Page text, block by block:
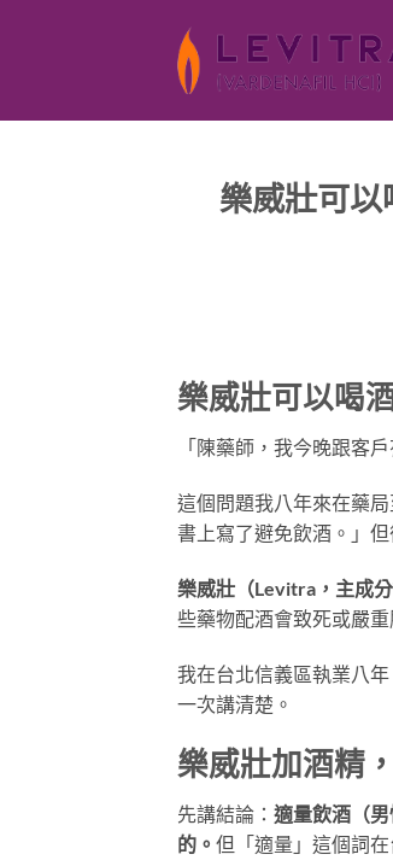
樂威壯可
樂威壯可以喝
「陳藥師，我今晚跟客
這個問題我八年來在藥
書上寫了避免飲酒。」
樂威壯（Levitra，主成
些藥物配酒會致死或嚴
我在台北信義區執業八
一次講清楚。
樂威壯加酒精
先講結論： 適量飲酒（
的。 但「適量」這個詞